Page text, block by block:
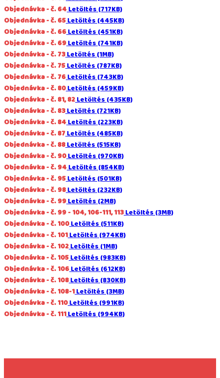
Objednávka - č. 64Letöltés (717KB)
Objednávka - č. 65Letöltés (445KB)
Objednávka - č. 66Letöltés (451KB)
Objednávka - č. 69Letöltés (741KB)
Objednávka - č. 73Letöltés (1MB)
Objednávka - č. 75Letöltés (787KB)
Objednávka - č. 76Letöltés (743KB)
Objednávka - č. 80Letöltés (459KB)
Objednávka - č. 81, 82Letöltés (435KB)
Objednávka - č. 83Letöltés (721KB)
Objednávka - č. 84Letöltés (223KB)
Objednávka - č. 87Letöltés (485KB)
Objednávka - č. 88Letöltés (515KB)
Objednávka - č. 90Letöltés (970KB)
Objednávka - č. 94Letöltés (854KB)
Objednávka - č. 95Letöltés (501KB)
Objednávka - č. 98Letöltés (232KB)
Objednávka - č. 99Letöltés (2MB)
Objednávka - č. 99 - 104, 106-111, 113Letöltés (3MB)
Objednávka - č. 100Letöltés (511KB)
Objednávka - č. 101Letöltés (974KB)
Objednávka - č. 102Letöltés (1MB)
Objednávka - č. 105Letöltés (983KB)
Objednávka - č. 106Letöltés (612KB)
Objednávka - č. 108Letöltés (830KB)
Objednávka - č. 108-1Letöltés (3MB)
Objednávka - č. 110Letöltés (991KB)
Objednávka - č. 111Letöltés (994KB)